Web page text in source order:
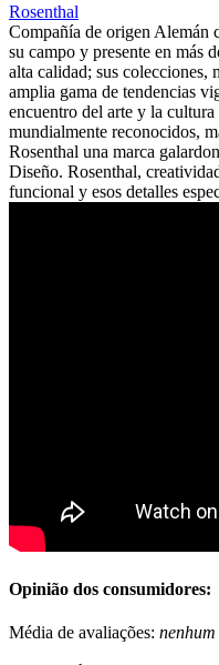
Rosenthal
Compañía de origen Alemán
su campo y presente en más
alta calidad; sus colecciones,
amplia gama de tendencias
encuentro del arte y la cultura
mundialmente reconocidos,
Rosenthal una marca
Diseño. Rosenthal,
funcional y esos detalles
Opinião dos consumidores:
Média de avaliações: